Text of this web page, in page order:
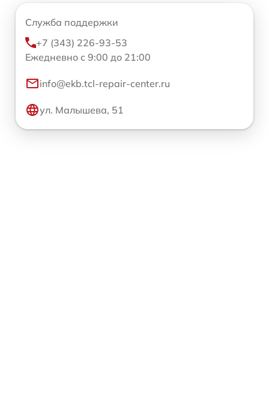
Служба поддержки
+7 (343) 226-93-53
Ежедневно с 9:00 до 21:00
info@ekb.tcl-repair-center.ru
ул. Малышева, 51